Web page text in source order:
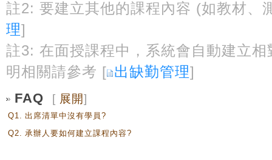
註2: 要建立其他的課程內容 (如教材、
理]
註3: 在面授課程中，系統會自動建立
明相關請參考 [ 出缺勤管理]
FAQ [ 展開]
Q1. 出席清單中沒有學員?
Q2. 承辦人要如何建立課程內容?